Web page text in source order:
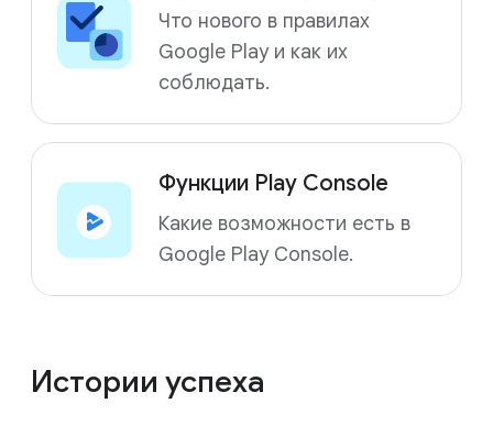
Что нового в правилах
Google Play и как их
соблюдать.
Функции Play Console
Какие возможности есть в
Google Play Console.
Истории успеха